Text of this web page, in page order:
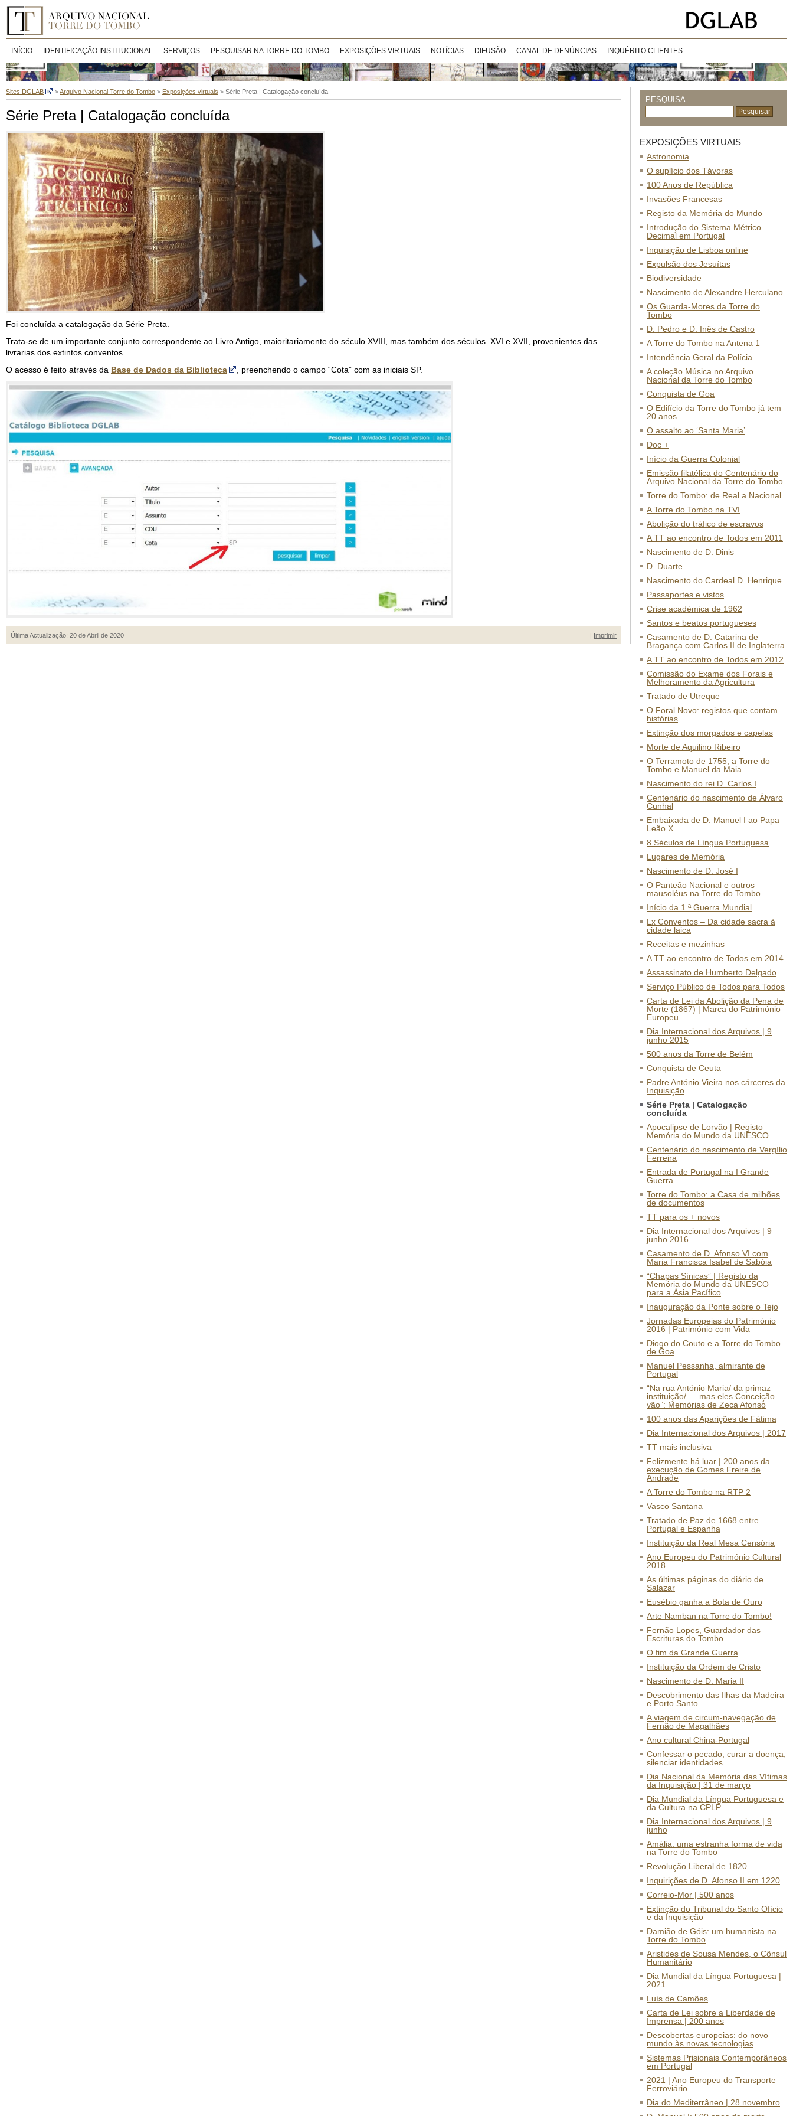
INÍCIO IDENTIFICAÇÃO INSTITUCIONAL SERVIÇOS PESQUISAR NA TORRE DO TOMBO EXPOSIÇÕES VIRTUAIS NOTÍCIAS DIFUSÃO CANAL DE DENÚNCIAS INQUÉRITO CLIENTES
Sites DGLAB >Arquivo Nacional Torre do Tombo > Exposições virtuais > Série Preta | Catalogação concluída
Série Preta | Catalogação concluída
Foi concluída a catalogação da Série Preta.
Trata-se de um importante conjunto correspondente ao Livro Antigo, maioritariamente do século XVIII, mas também dos séculos XVI e XVII, provenientes das
livrarias dos extintos conventos.
O acesso é feito através da Base de Dados da Biblioteca , preenchendo o campo “Cota” com as iniciais SP.
Última Actualização: 20 de Abril de 2020 | Imprimir
PESQUISA
EXPOSIÇÕES VIRTUAIS
Astronomia
O suplício dos Távoras
100 Anos de República
Invasões Francesas
Registo da Memória do Mundo
Introdução do Sistema Métrico
Decimal em Portugal
Inquisição de Lisboa online
Expulsão dos Jesuítas
Biodiversidade
Nascimento de Alexandre Herculano
Os Guarda-Mores da Torre do
Tombo
D. Pedro e D. Inês de Castro
A Torre do Tombo na Antena 1
Intendência Geral da Polícia
A coleção Música no Arquivo
Nacional da Torre do Tombo
Conquista de Goa
O Edifício da Torre do Tombo já tem
20 anos
O assalto ao ‘Santa Maria’
Doc +
Início da Guerra Colonial
Emissão filatélica do Centenário do
Arquivo Nacional da Torre do Tombo
Torre do Tombo: de Real a Nacional
A Torre do Tombo na TVI
Abolição do tráfico de escravos
A TT ao encontro de Todos em 2011
Nascimento de D. Dinis
D. Duarte
Nascimento do Cardeal D. Henrique
Passaportes e vistos
Crise académica de 1962
Santos e beatos portugueses
Casamento de D. Catarina de
Bragança com Carlos II de Inglaterra
A TT ao encontro de Todos em 2012
Comissão do Exame dos Forais e
Melhoramento da Agricultura
Tratado de Utreque
O Foral Novo: registos que contam
histórias
Extinção dos morgados e capelas
Morte de Aquilino Ribeiro
O Terramoto de 1755, a Torre do
Tombo e Manuel da Maia
Nascimento do rei D. Carlos I
Centenário do nascimento de Álvaro
Cunhal
Embaixada de D. Manuel I ao Papa
Leão X
8 Séculos de Língua Portuguesa
Lugares de Memória
Nascimento de D. José I
O Panteão Nacional e outros
mausoléus na Torre do Tombo
Início da 1.ª Guerra Mundial
Lx Conventos – Da cidade sacra à
cidade laica
Receitas e mezinhas
A TT ao encontro de Todos em 2014
Assassinato de Humberto Delgado
Serviço Público de Todos para Todos
Carta de Lei da Abolição da Pena de
Morte (1867) | Marca do Património
Europeu
Dia Internacional dos Arquivos | 9
junho 2015
500 anos da Torre de Belém
Conquista de Ceuta
Padre António Vieira nos cárceres da
Inquisição
Série Preta | Catalogação
concluída
Apocalipse de Lorvão | Registo
Memória do Mundo da UNESCO
Centenário do nascimento de Vergílio
Ferreira
Entrada de Portugal na I Grande
Guerra
Torre do Tombo: a Casa de milhões
de documentos
TT para os + novos
Dia Internacional dos Arquivos | 9
junho 2016
Casamento de D. Afonso VI com
Maria Francisca Isabel de Sabóia
“Chapas Sínicas” | Registo da
Memória do Mundo da UNESCO
para a Ásia Pacífico
Inauguração da Ponte sobre o Tejo
Jornadas Europeias do Património
2016 | Património com Vida
Diogo do Couto e a Torre do Tombo
de Goa
Manuel Pessanha, almirante de
Portugal
“Na rua António Maria/ da primaz
instituição/ … mas eles Conceição
vão”: Memórias de Zeca Afonso
100 anos das Aparições de Fátima
Dia Internacional dos Arquivos | 2017
TT mais inclusiva
Felizmente há luar | 200 anos da
execução de Gomes Freire de
Andrade
A Torre do Tombo na RTP 2
Vasco Santana
Tratado de Paz de 1668 entre
Portugal e Espanha
Instituição da Real Mesa Censória
Ano Europeu do Património Cultural
2018
As últimas páginas do diário de
Salazar
Eusébio ganha a Bota de Ouro
Arte Namban na Torre do Tombo!
Fernão Lopes, Guardador das
Escrituras do Tombo
O fim da Grande Guerra
Instituição da Ordem de Cristo
Nascimento de D. Maria II
Descobrimento das Ilhas da Madeira
e Porto Santo
A viagem de circum-navegação de
Fernão de Magalhães
Ano cultural China-Portugal
Confessar o pecado, curar a doença,
silenciar identidades
Dia Nacional da Memória das Vítimas
da Inquisição | 31 de março
Dia Mundial da Língua Portuguesa e
da Cultura na CPLP
Dia Internacional dos Arquivos | 9
junho
Amália: uma estranha forma de vida
na Torre do Tombo
Revolução Liberal de 1820
Inquirições de D. Afonso II em 1220
Correio-Mor | 500 anos
Extinção do Tribunal do Santo Ofício
e da Inquisição
Damião de Góis: um humanista na
Torre do Tombo
Aristides de Sousa Mendes, o Cônsul
Humanitário
Dia Mundial da Língua Portuguesa |
2021
Luís de Camões
Carta de Lei sobre a Liberdade de
Imprensa | 200 anos
Descobertas europeias: do novo
mundo às novas tecnologias
Sistemas Prisionais Contemporâneos
em Portugal
2021 | Ano Europeu do Transporte
Ferroviário
Dia do Mediterrâneo | 28 novembro